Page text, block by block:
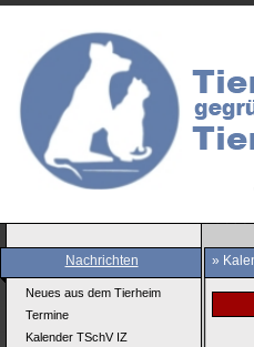
Nachrichten
Neues aus dem Tierheim
Termine
Kalender TSchV IZ
»